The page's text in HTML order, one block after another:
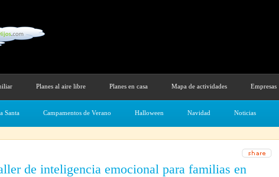
Planes al aire libre Planes en casa Mapa de actividades Empresas
Santa Campamentos de Verano Halloween Navidad Noticias
de inteligencia emocional para familias en